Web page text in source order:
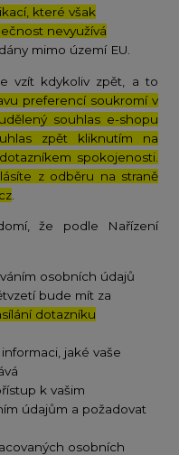
které však
nevyužívá
mimo území EU.
vzít kdykoliv zpět, a to
preferencí soukromí v
souhlas e-shopu
zpět kliknutím na
spokojenosti.
z odběru na straně
.
že podle Nařízení
osobních údajů
bude mít za
dotazníku
jaké vaše
k vašim
údajům a požadovat
osobních